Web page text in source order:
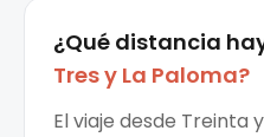
¿Qué distancia
Tresy La Paloma?
El viaje desde Treinta